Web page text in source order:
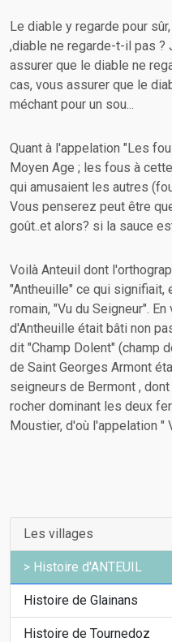
Le diable y regarde pour
,diable ne regarde-t-il pas ?
assurer que le diable ne
cas, vous assurer que le
méchant pour un sou...
Quant à l'appelation "Les
Moyen Age ; les fous à
qui amusaient les autres
Vous penserez peut être
goût..et alors? si la sauce
Voilà Anteuil dont
"Antheuille" ce qui signifiait,
romain, "Vu du Seigneur".
d'Antheuille était bâti non
dit "Champ Dolent" (champ
de Saint Georges Armont
seigneurs de Bermont ,
rocher dominant les deux
Moustier, d'où l'appelation "
Les villages
Histoire d'ANTEUIL
Histoire de Glainans
Histoire de Tournedoz